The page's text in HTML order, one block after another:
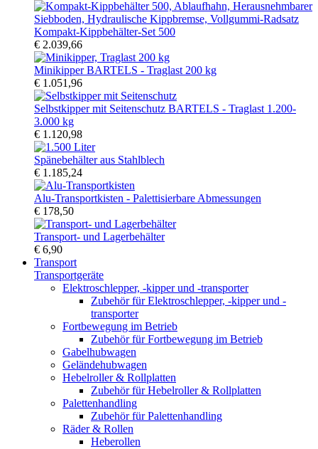
Kompakt-Kippbehälter-Set 500
€ 2.039,66
Minikipper BARTELS - Traglast 200 kg
€ 1.051,96
Selbstkipper mit Seitenschutz BARTELS - Traglast 1.200-
3.000 kg
€ 1.120,98
Spänebehälter aus Stahlblech
€ 1.185,24
Alu-Transportkisten - Palettisierbare Abmessungen
€ 178,50
Transport- und Lagerbehälter
€ 6,90
Transport
Transportgeräte
Elektroschlepper, -kipper und -transporter
Zubehör für Elektroschlepper, -kipper und -
transporter
Fortbewegung im Betrieb
Zubehör für Fortbewegung im Betrieb
Gabelhubwagen
Geländehubwagen
Hebelroller & Rollplatten
Zubehör für Hebelroller & Rollplatten
Palettenhandling
Zubehör für Palettenhandling
Räder & Rollen
Heberollen